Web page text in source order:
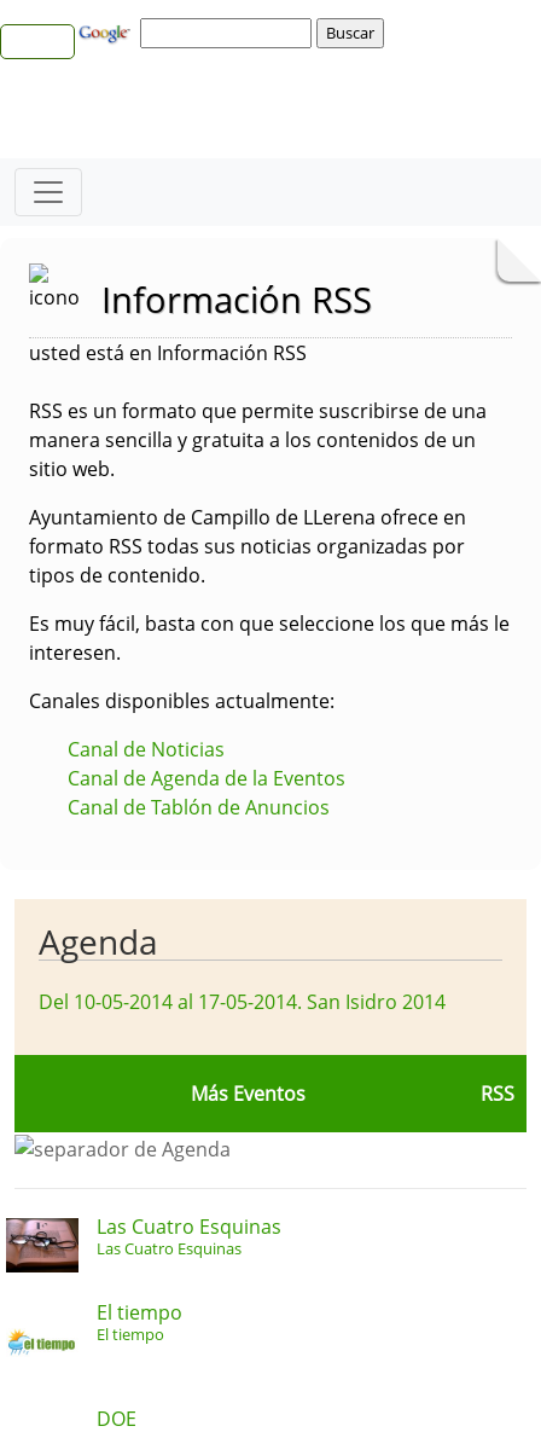
Información RSS
usted está en Información RSS
RSS es un formato que permite suscribirse de una
manera sencilla y gratuita a los contenidos de un
sitio web.
Ayuntamiento de Campillo de LLerena ofrece en
formato RSS todas sus noticias organizadas por
tipos de contenido.
Es muy fácil, basta con que seleccione los que más le
interesen.
Canales disponibles actualmente:
Canal de Noticias
Canal de Agenda de la Eventos
Canal de Tablón de Anuncios
Agenda
Del 10-05-2014 al 17-05-2014. San Isidro 2014
Más Eventos RSS
Las Cuatro Esquinas
Las Cuatro Esquinas
El tiempo
El tiempo
DOE